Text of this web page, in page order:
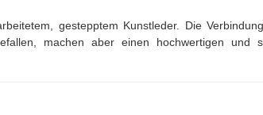
gestepptem Kunstleder. Die
machen aber einen hochwertigen und